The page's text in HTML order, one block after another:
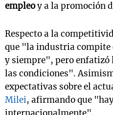
empleoy a la promoción
Respecto a la
que "la industria compite
y siempre", pero enfatizó
las condiciones".
expectativas sobre el
Milei, afirmando que